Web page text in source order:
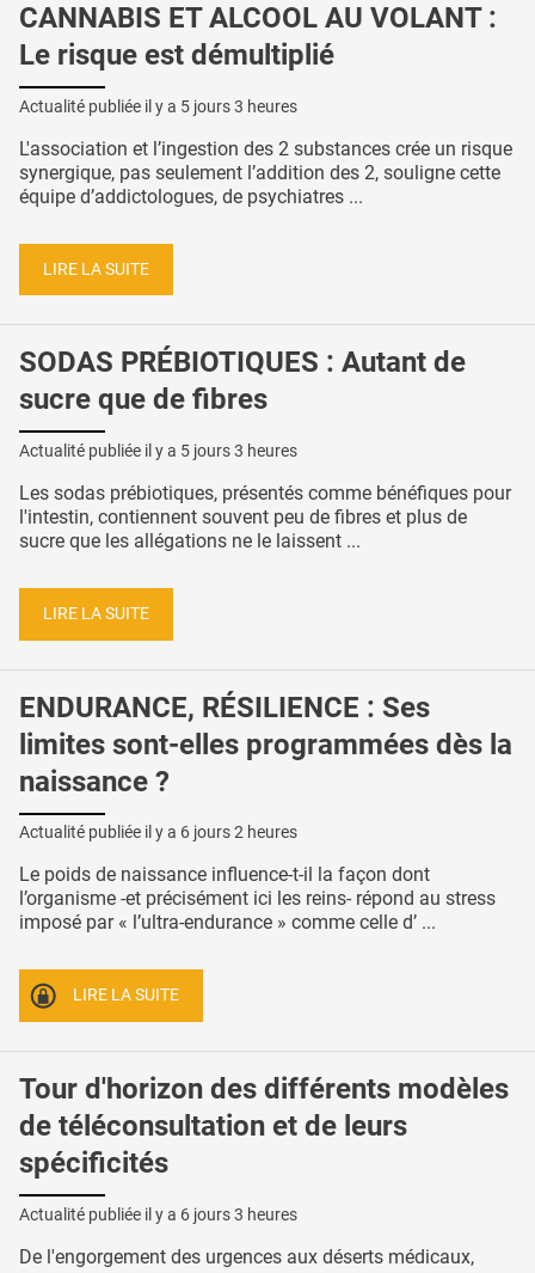
CANNABIS ET ALCOOL AU VOLANT :
Le risque est démultiplié
Actualité publiée il y a 5 jours 3 heures
L'association et l’ingestion des 2 substances crée un risque
synergique, pas seulement l’addition des 2, souligne cette
équipe d’addictologues, de psychiatres ...
LIRE LA SUITE
SODAS PRÉBIOTIQUES : Autant de
sucre que de fibres
Actualité publiée il y a 5 jours 3 heures
Les sodas prébiotiques, présentés comme bénéfiques pour
l'intestin, contiennent souvent peu de fibres et plus de
sucre que les allégations ne le laissent ...
LIRE LA SUITE
ENDURANCE, RÉSILIENCE : Ses
limites sont-elles programmées dès la
naissance ?
Actualité publiée il y a 6 jours 2 heures
Le poids de naissance influence-t-il la façon dont
l’organisme -et précisément ici les reins- répond au stress
imposé par « l’ultra-endurance » comme celle d’ ...
LIRE LA SUITE
Tour d'horizon des différents modèles
de téléconsultation et de leurs
spécificités
Actualité publiée il y a 6 jours 3 heures
De l'engorgement des urgences aux déserts médicaux,